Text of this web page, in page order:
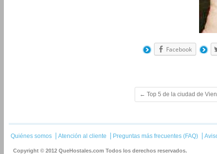
Facebook
← Top 5 de la ciudad de
Quiénes somos Atención al cliente Preguntas más frecuentes (FAQ)
Copyright © 2012 QueHostales.com Todos los derechos reservados.